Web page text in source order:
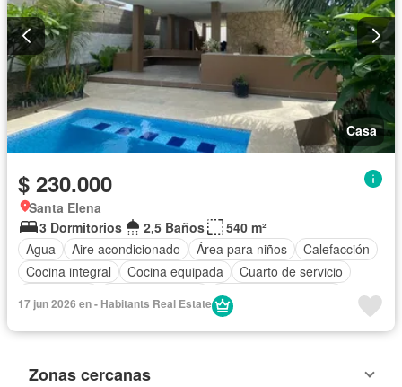
Casa
$ 230.000
Santa Elena
3 Dormitorios
2,5 Baños
540 m²
Agua
Aire acondicionado Área para niños
Calefacción
Cocina integral
Cocina equipada
Cuarto de servicio
Garita de guardianía
Internet
Patio
Vista panorámica
Wifi Sin amoblar
17 jun 2026 en - Habitants Real Estate
Zonas cercanas